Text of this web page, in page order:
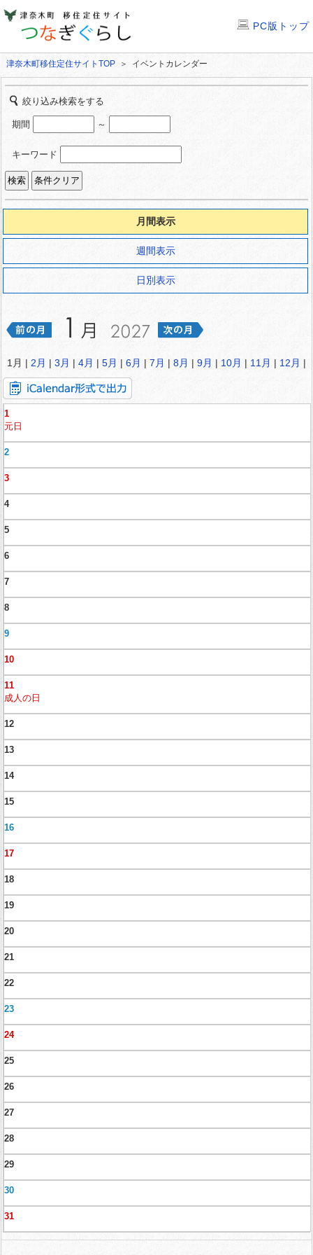
PC版トップ
津奈木町移住定住サイトTOP ＞ イベントカレンダー
絞り込み検索をする
期間 ～
キーワード
月間表示
週間表示
日別表示
1月 | 2月 | 3月 | 4月 | 5月 | 6月 | 7月 | 8月 | 9月 | 10月 | 11月 | 12月 |
1
元日
2
3
4
5
6
7
8
9
10
11
成人の日
12
13
14
15
16
17
18
19
20
21
22
23
24
25
26
27
28
29
30
31